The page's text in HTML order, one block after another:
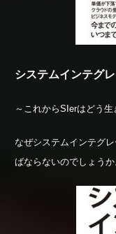
システムインテグ
～これからSIerはどう生
なぜシステムインテグ
ばならないのでしょう